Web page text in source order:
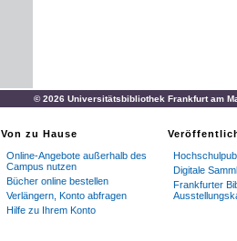
© 2026 Universitätsbibliothek Frankfurt am
Von zu Hause
Online-Angebote außerhalb des
Campus nutzen
Bücher online bestellen
Verlängern, Konto abfragen
Hilfe zu Ihrem Konto
Digitale
Frankfurter